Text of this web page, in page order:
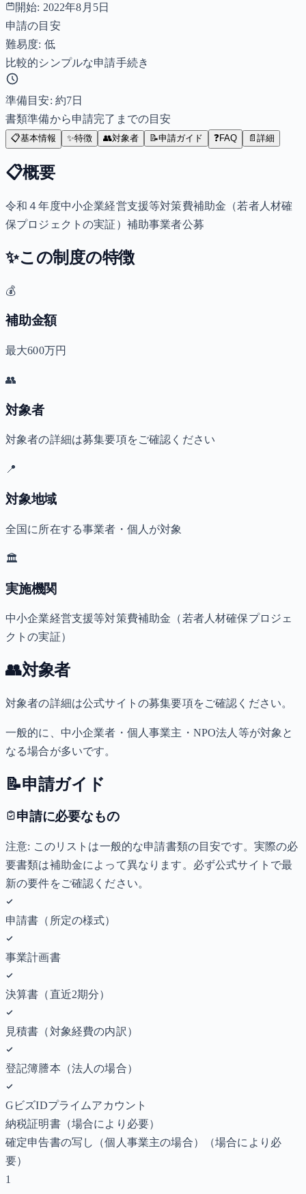
開始: 2022年8月5日
申請の目安
難易度: 低
比較的シンプルな申請手続き
準備目安: 約7日
書類準備から申請完了までの目安
📋基本情報 ✨特徴 👥対象者 📝申請ガイド ❓FAQ 📄 詳細
📋概要
令和４年度中小企業経営支援等対策費補助金（若者人材確
保プロジェクトの実証）補助事業者公募
✨この制度の特徴
💰
補助金額
最大600万円
👥
対象者
対象者の詳細は募集要項をご確認ください
📍
対象地域
全国に所在する事業者・個人が対象
🏛️
実施機関
中小企業経営支援等対策費補助金（若者人材確保プロジェ
クトの実証）
👥対象者
対象者の詳細は公式サイトの募集要項をご確認ください。
一般的に、中小企業者・個人事業主・NPO法人等が対象と
なる場合が多いです。
📝申請ガイド
申請に必要なもの
注意: このリストは一般的な申請書類の目安です。実際の必
要書類は補助金によって異なります。必ず公式サイトで最
新の要件をご確認ください。
申請書（所定の様式）
事業計画書
決算書（直近2期分）
見積書（対象経費の内訳）
登記簿謄本（法人の場合）
GビズIDプライムアカウント
納税証明書（場合により必要）
確定申告書の写し（個人事業主の場合）
（場合により必
要）
1